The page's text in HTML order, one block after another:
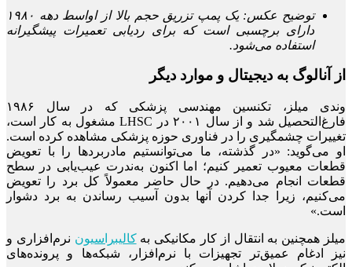
توضیح عکس: یک پمپ تزریق حجم بالا از اواسط دهه ۱۹۸۰
دارای برچسبی است که برای ردیابی تعمیرات پیشگیرانه
استفاده می‌شود.
از آنالوگ به دیجیتال و موارد دیگر
وندی میلز، تکنسین مهندسی پزشکی که در سال ۱۹۸۶
فارغ‌التحصیل شد و از سال ۲۰۰۱ در LHSC مشغول به کار است،
تغییرات چشمگیری را در فناوری حوزه پزشکی مشاهده کرده است.
او می‌گوید: «در گذشته، ما می‌توانستیم مادربردها را با تعویض
قطعات معیوب تعمیر کنیم؛ اما اکنون به‌ندرت عیب‌یابی در سطح
قطعات انجام می‌دهیم. در حال حاضر معمولاً کل برد را تعویض
می‌کنیم، زیرا جدا کردن آنها بدون آسیب رساندن به برد دشوار
است.»
میلز همچنین به انتقال از کار مکانیکی بهکالیبراسیون نرم‌افزاری و
نیز ادغام عمیق‌تر تجهیزات با نرم‌افزار، شبکه‌ها و پرونده‌های